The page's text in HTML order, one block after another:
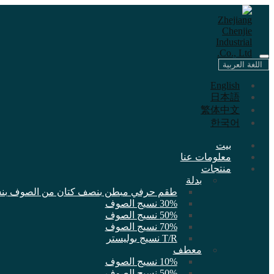
اللغة العربية
English
日本語
繁体中文
한국어
بيت
معلومات عنا
منتجات
بدلة
طقم حرفي مبطن بنصف كتان من الصوف بنسبة
30% نسيج الصوف
50% نسيج الصوف
70% نسيج الصوف
T/R نسيج بوليستر
معطف
10% نسيج الصوف